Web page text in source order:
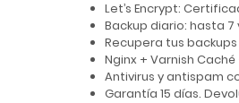
Let’s Encrypt:
Backup diario: hasta 7
Recupera tus
Nginx + Varnish Caché
Antivirus y antispam
Garantía 15 días.